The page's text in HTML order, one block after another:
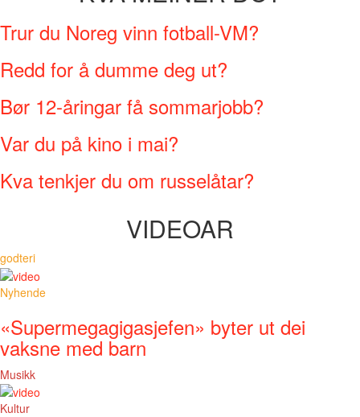
Trur du Noreg vinn fotball-VM?
Redd for å dumme deg ut?
Bør 12-åringar få sommarjobb?
Var du på kino i mai?
Kva tenkjer du om russelåtar?
VIDEOAR
godteri
Nyhende
«Supermegagigasjefen» byter ut dei
vaksne med barn
Musikk
Kultur